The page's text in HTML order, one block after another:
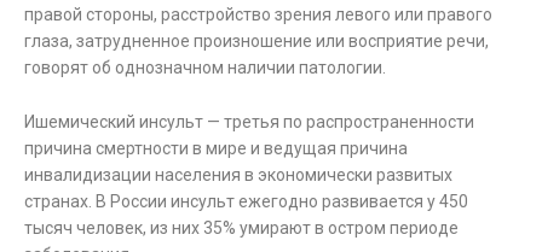
правой стороны, расстройство зрения левого или правого
глаза, затрудненное произношение или восприятие речи,
говорят об однозначном наличии патологии.
Ишемический инсульт — третья по распространенности
причина смертности в мире и ведущая причина
инвалидизации населения в экономически развитых
странах. В России инсульт ежегодно развивается у 450
тысяч человек, из них 35% умирают в остром периоде